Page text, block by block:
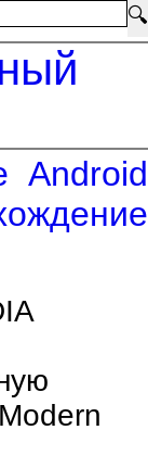
🔍
Android